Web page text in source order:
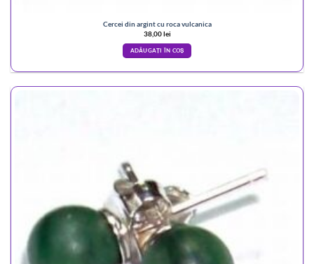
Cercei din argint cu roca vulcanica
38,00lei
ADĂUGAȚI ÎN COȘ